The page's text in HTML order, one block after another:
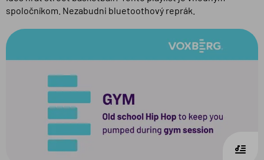
spoločníkom. Nezabudni bluetoothový reprák.